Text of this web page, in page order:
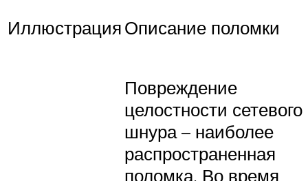
ИллюстрацияОписание поломки
Повреждение
целостности сетевого
шнура ­– наиболее
распространенная
поломка. Во время